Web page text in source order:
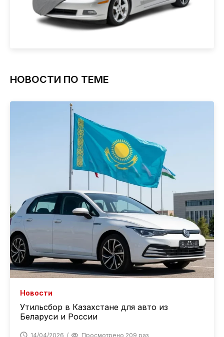
НОВОСТИ ПО ТЕМЕ
Новости
Утильсбор в Казахстане для авто из
Беларуси и России
14/04/2026 Просмотрено 209 раз